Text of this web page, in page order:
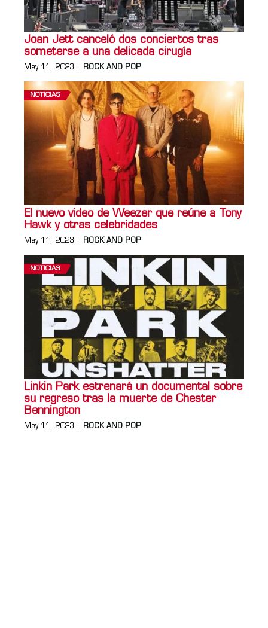
Joan Jett canceló dos conciertos tras
someterse a una delicada cirugía
May 11, 2023 ROCK AND POP
NOTICIAS
El nuevo video de Weezer que reúne a Tony
Hawk y otras celebridades
May 11, 2023 ROCK AND POP
NOTICIAS
Linkin Park estrenará un documental sobre
su regreso tras la muerte de Chester
Bennington
May 11, 2023 ROCK AND POP